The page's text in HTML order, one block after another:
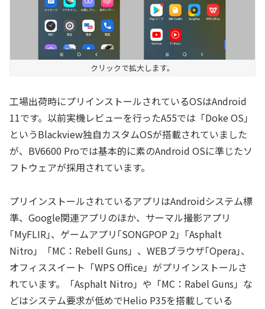
クリックで拡大します。
工場出荷時にプリインストールされているOSはAndroid
11です。以前実機レビューを行ったA55では「Doke OS」
というBlackview独自カスタムOSが搭載されていました
が、BV6600 Proでは基本的に素のAndroid OSに準じたソ
フトウェアが採用されています。
プリインストールされているアプリはAndroidシステム標
準、Google関連アプリのほか、サーマル撮影アプリ
｢MyFLIR｣、ゲームアプリ｢SONGPOP 2｣「Asphalt
Nitro」「MC：Rebell Guns」、WEBブラウザ｢Opera｣、
オフィススイート「WPS Office」がプリインストールさ
れています。「Asphalt Nitro」や「MC：Rabel Guns」な
どはシステム要求が低めでHelio P35を搭載している